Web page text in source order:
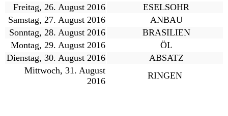
Freitag, 26. August 2016
ESELSOHR
Samstag, 27. August 2016
ANBAU
Sonntag, 28. August 2016
BRASILIEN
Montag, 29. August 2016
ÖL
Dienstag, 30. August 2016
ABSATZ
Mittwoch, 31. August
2016
RINGEN